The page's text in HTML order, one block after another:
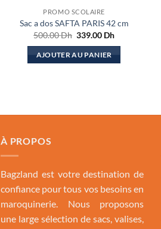
PROMO SCOLAIRE
Sac a dos SAFTA PARIS 42 cm
500.00Dh Le
initial
était :
339.00 DhLe
AJOUTER AU PANIER
À PROPOS
Bagzland est votre destination de
confiance pour tous vos besoins en
maroquinerie. Nous proposons
une large sélection de sacs, valises,